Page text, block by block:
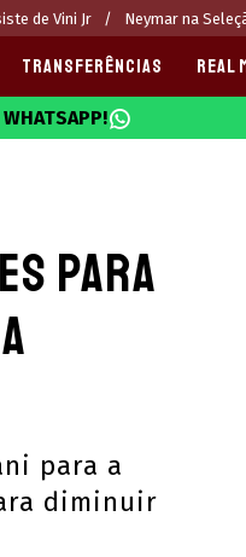
de Vini Jr Neymar na
TRANSFERÊNCIAS REAL
para
para a
diminuir